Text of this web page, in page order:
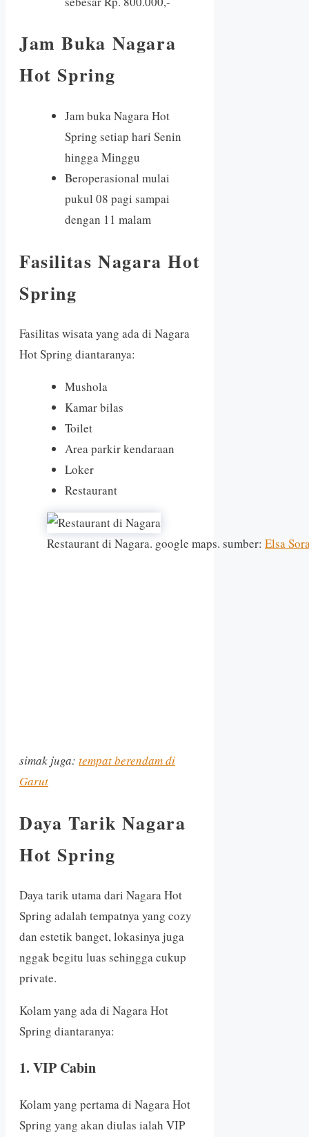
Jam Buka Nagara
Hot Spring
Jam buka Nagara Hot
Spring setiap hari Senin
hingga Minggu
Beroperasional mulai
pukul 08 pagi sampai
dengan 11 malam
Fasilitas Nagara Hot
Spring
Fasilitas wisata yang ada di Nagara
Hot Spring diantaranya:
Mushola
Kamar bilas
Toilet
Area parkir kendaraan
Loker
Restaurant
Restaurant di Nagara. google maps. sumber: Elsa
simak juga: tempat berendam di
Garut
Daya Tarik Nagara
Hot Spring
Daya tarik utama dari Nagara Hot
Spring adalah tempatnya yang cozy
dan estetik banget, lokasinya juga
nggak begitu luas sehingga cukup
private.
Kolam yang ada di Nagara Hot
Spring diantaranya:
1. VIP Cabin
Kolam yang pertama di Nagara Hot
Spring yang akan diulas ialah VIP